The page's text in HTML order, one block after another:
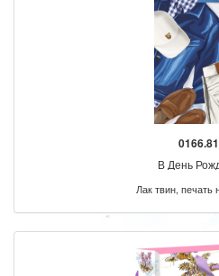
В День
Лак твин, печать